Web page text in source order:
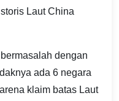
Laut China
dengan
ada 6 negara
klaim batas Laut